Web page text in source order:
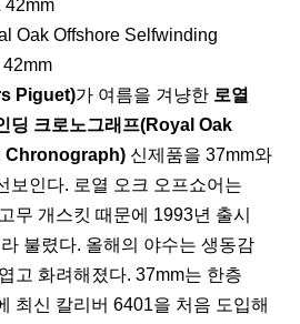
Oak Offshore Selfwinding
Piguet)가 여름을 겨냥한 로열
딩 크로노그래프(Royal Oak
Chronograph) 신제품을 37mm와
보인다. 로열 오크 오프쇼어는
무 개스킷 때문에 1993년 출시
라 불렸다. 올해의 야수는 생동감
고 화려해졌다. 37mm는 한층
최신 칼리버 6401을 처음 도입해